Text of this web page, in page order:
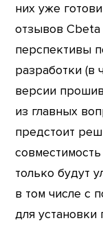
них уже
отзывов Cbeta
перспективы
разработки (в
версии
из главных
предстоит
только будут
в том числе с
для